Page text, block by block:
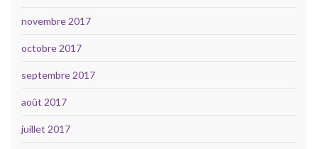
novembre 2017
octobre 2017
septembre 2017
août 2017
juillet 2017